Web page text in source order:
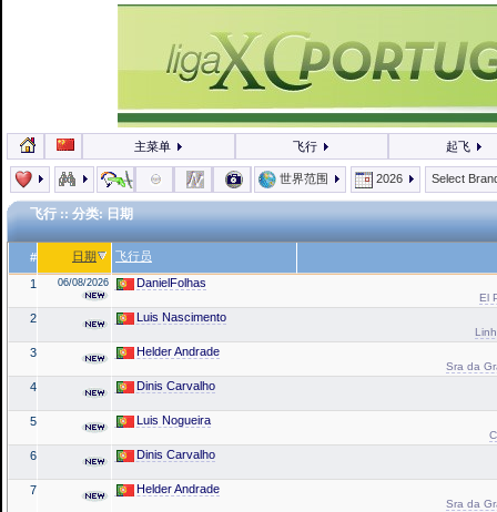
主菜单 飞行 起飞
世界范围 2026 Select
飞行:: 分类: 日期
# 日期 飞行员
1 06/08/2026 DanielFolhas
El
2 Luis Nascimento
3 Helder Andrade
Sra da
4 Dinis Carvalho
5 Luis Nogueira
6 Dinis Carvalho
7 Helder Andrade
Sra da